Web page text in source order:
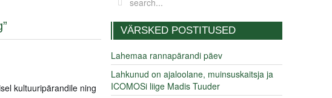
kultuuripärandile ning
VÄRSKED POSTITUSED
Lahemaa rannapärandi päev
Lahkunud on ajaloolane, muinsuskaitsja ja
ICOMOSi liige Madis Tuuder